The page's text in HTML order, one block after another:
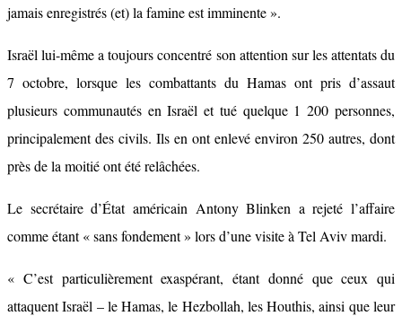
jamais enregistrés (et) la famine est imminente ».
Israël lui-même a toujours concentré son attention sur les attentats du
7 octobre, lorsque les combattants du Hamas ont pris d’assaut
plusieurs communautés en Israël et tué quelque 1 200 personnes,
principalement des civils. Ils en ont enlevé environ 250 autres, dont
près de la moitié ont été relâchées.
Le secrétaire d’État américain Antony Blinken a rejeté l’affaire
comme étant « sans fondement » lors d’une visite à Tel Aviv mardi.
« C’est particulièrement exaspérant, étant donné que ceux qui
attaquent Israël – le Hamas, le Hezbollah, les Houthis, ainsi que leur